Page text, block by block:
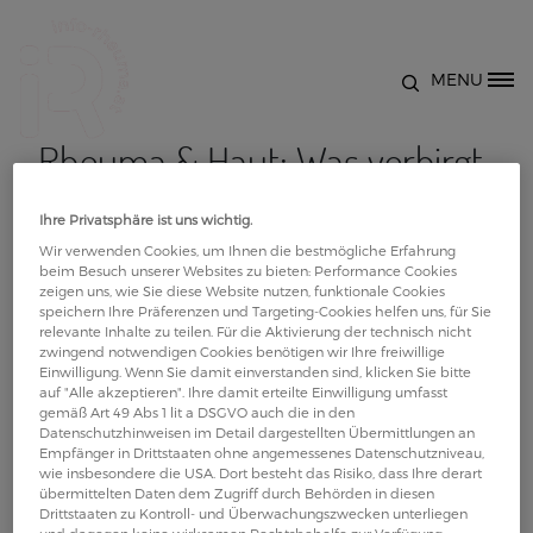
MENU
Rheuma & Haut: Was verbirgt
sich hinter rheumatischen
Erkrankungen wie Psorisis-
Arthrits?
Was haben sie mit der Haut, unserem größten
Organ, zu tun?
Auf welche Anzeichen sollte ich achten und warum
ist die interdisziplinäre Betrachtung von
Krankheiten so wichtig? Diese und weitere Fragen
Ihre Privatsphäre ist uns wichtig.
Wir verwenden Cookies, um Ihnen die bestmögliche Erfahrung
beim Besuch unserer Websites zu bieten: Performance Cookies
zeigen uns, wie Sie diese Website nutzen, funktionale Cookies
speichern Ihre Präferenzen und Targeting-Cookies helfen uns, für Sie
relevante Inhalte zu teilen. Für die Aktivierung der technisch nicht
zwingend notwendigen Cookies benötigen wir Ihre freiwillige
Einwilligung. Wenn Sie damit einverstanden sind, klicken Sie bitte
auf "Alle akzeptieren". Ihre damit erteilte Einwilligung umfasst
gemäß Art 49 Abs 1 lit a DSGVO auch die in den
Datenschutzhinweisen im Detail dargestellten Übermittlungen an
Empfänger in Drittstaaten ohne angemessenes Datenschutzniveau,
wie insbesondere die USA. Dort besteht das Risiko, dass Ihre derart
übermittelten Daten dem Zugriff durch Behörden in diesen
Drittstaaten zu Kontroll- und Überwachungszwecken unterliegen